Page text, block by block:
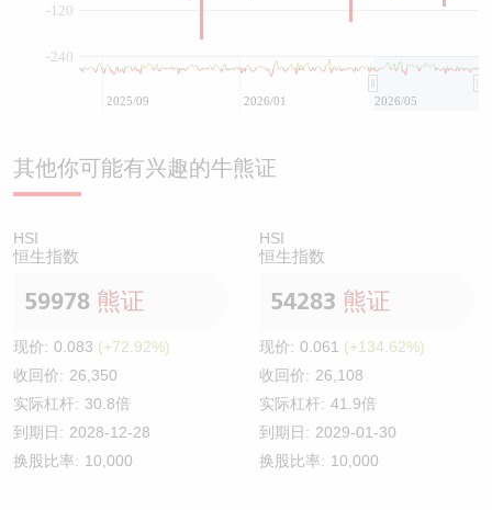
-240
-120
2025/09 2026/01 2026/05
其他你可能有兴趣的牛熊证
HSI
恒生指数
59978 熊证
现价: 0.083 (+72.92%)
收回价: 26,350
实际杠杆: 30.8倍
到期日: 2028-12-28
换股比率: 10,000
HSI
恒生指数
54283 熊证
现价: 0.061 (+134.62%)
收回价: 26,108
实际杠杆: 41.9倍
到期日: 2029-01-30
换股比率: 10,000